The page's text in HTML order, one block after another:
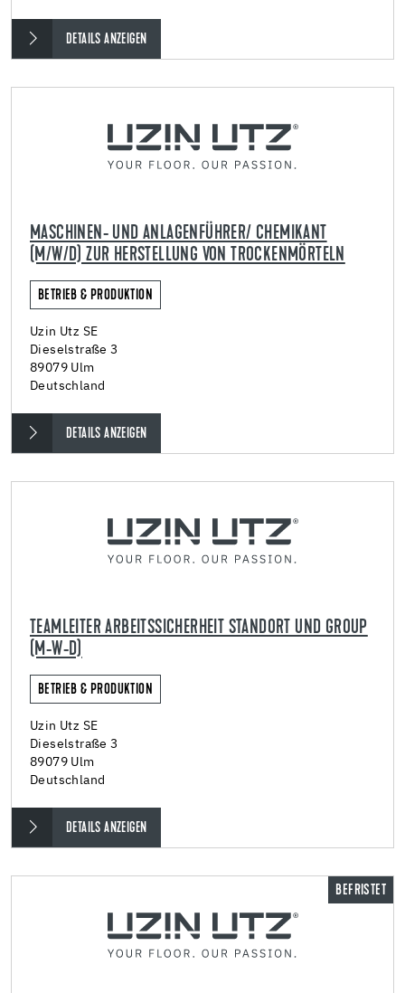
DETAILS ANZEIGEN
MASCHINEN- UND ANLAGENFÜHRER/ CHEMIKANT
(M/W/D) ZUR HERSTELLUNG VON TROCKENMÖRTELN
BETRIEB & PRODUKTION
Uzin Utz SE
Dieselstraße 3
89079 Ulm
Deutschland
DETAILS ANZEIGEN
TEAMLEITER ARBEITSSICHERHEIT STANDORT UND GROUP
(M-W-D)
BETRIEB & PRODUKTION
Uzin Utz SE
Dieselstraße 3
89079 Ulm
Deutschland
DETAILS ANZEIGEN
BEFRISTET